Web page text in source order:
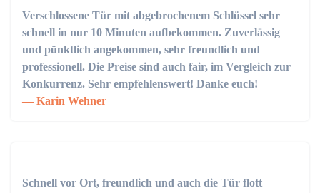
Verschlossene Tür mit abgebrochenem Schlüssel sehr
schnell in nur 10 Minuten aufbekommen. Zuverlässig
und pünktlich angekommen, sehr freundlich und
professionell. Die Preise sind auch fair, im Vergleich zur
Konkurrenz. Sehr empfehlenswert! Danke euch!
Karin Wehner
Schnell vor Ort, freundlich und auch die Tür flott